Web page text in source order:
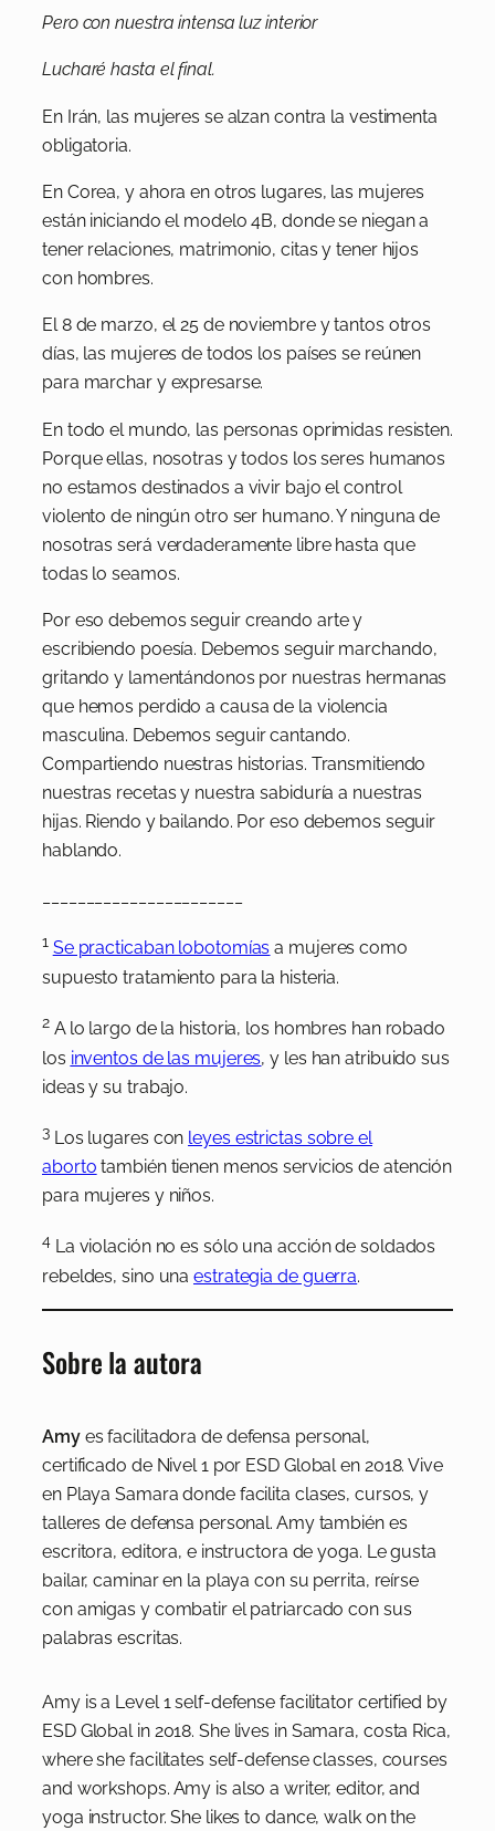
Pero con nuestra intensa luz interior
Lucharé hasta el final.
En Irán, las mujeres se alzan contra la vestimenta
obligatoria.
En Corea, y ahora en otros lugares, las mujeres
están iniciando el modelo 4B, donde se niegan a
tener relaciones, matrimonio, citas y tener hijos
con hombres.
El 8 de marzo, el 25 de noviembre y tantos otros
días, las mujeres de todos los países se reúnen
para marchar y expresarse.
En todo el mundo, las personas oprimidas resisten.
Porque ellas, nosotras y todos los seres humanos
no estamos destinados a vivir bajo el control
violento de ningún otro ser humano. Y ninguna de
nosotras será verdaderamente libre hasta que
todas lo seamos.
Por eso debemos seguir creando arte y
escribiendo poesía. Debemos seguir marchando,
gritando y lamentándonos por nuestras hermanas
que hemos perdido a causa de la violencia
masculina. Debemos seguir cantando.
Compartiendo nuestras historias. Transmitiendo
nuestras recetas y nuestra sabiduría a nuestras
hijas. Riendo y bailando. Por eso debemos seguir
hablando.
1 Se practicaban lobotomías a mujeres como
supuesto tratamiento para la histeria.
2A lo largo de la historia, los hombres han robado
los inventos de las mujeres, y les han atribuido sus
ideas y su trabajo.
3Los lugares con leyes estrictas sobre el
aborto también tienen menos servicios de atención
para mujeres y niños.
4La violación no es sólo una acción de soldados
rebeldes, sino unaestrategia de guerra.
Sobre la autora
Amyes facilitadora de defensa personal,
certificado de Nivel 1 por ESD Global en 2018. Vive
en Playa Samara donde facilita clases, cursos, y
talleres de defensa personal. Amy también es
escritora, editora, e instructora de yoga. Le gusta
bailar, caminar en la playa con su perrita, reírse
con amigas y combatir el patriarcado con sus
palabras escritas.
Amy is a Level 1 self-defense facilitator certified by
ESD Global in 2018. She lives in Samara, costa Rica,
where she facilitates self-defense classes, courses
and workshops. Amy is also a writer, editor, and
yoga instructor. She likes to dance, walk on the